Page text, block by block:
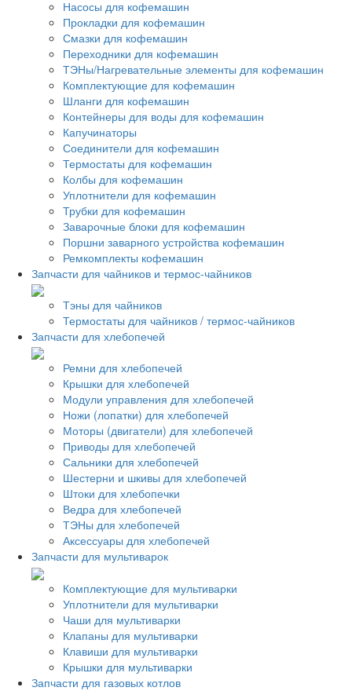
Насосы для кофемашин
Прокладки для кофемашин
Смазки для кофемашин
Переходники для кофемашин
ТЭНы/Нагревательные элементы для кофемашин
Комплектующие для кофемашин
Шланги для кофемашин
Контейнеры для воды для кофемашин
Капучинаторы
Соединители для кофемашин
Термостаты для кофемашин
Колбы для кофемашин
Уплотнители для кофемашин
Трубки для кофемашин
Заварочные блоки для кофемашин
Поршни заварного устройства кофемашин
Ремкомплекты кофемашин
Запчасти для чайников и термос-чайников
Тэны для чайников
Термостаты для чайников / термос-чайников
Запчасти для хлебопечей
Ремни для хлебопечей
Крышки для хлебопечей
Модули управления для хлебопечей
Ножи (лопатки) для хлебопечей
Моторы (двигатели) для хлебопечей
Приводы для хлебопечей
Сальники для хлебопечей
Шестерни и шкивы для хлебопечей
Штоки для хлебопечки
Ведра для хлебопечей
ТЭНы для хлебопечей
Аксессуары для хлебопечей
Запчасти для мультиварок
Комплектующие для мультиварки
Уплотнители для мультиварки
Чаши для мультиварки
Клапаны для мультиварки
Клавиши для мультиварки
Крышки для мультиварки
Запчасти для газовых котлов